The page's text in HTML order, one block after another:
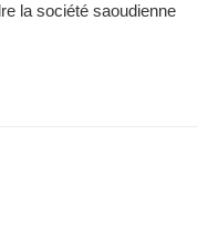
la société saoudienne